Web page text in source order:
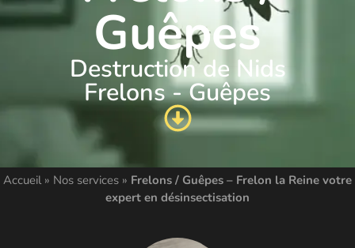
Guêpes
Destruction de Nids
Frelons - Guêpes
Accueil» Nos services » Frelons / Guêpes – Frelon la Reine votre
expert en désinsectisation